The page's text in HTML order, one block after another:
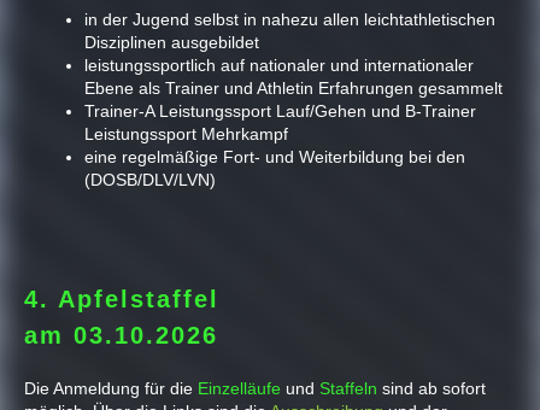
in der Jugend selbst in nahezu allen leichtathletischen
Disziplinen ausgebildet
leistungssportlich auf nationaler und internationaler
Ebene als Trainer und Athletin Erfahrungen gesammelt
Trainer-A Leistungssport Lauf/Gehen und B-Trainer
Leistungssport Mehrkampf
eine regelmäßige Fort- und Weiterbildung bei den
(DOSB/DLV/LVN)
4. Apfelstaffel
am 03.10.2026
Die Anmeldung für die Einzelläufe und Staffeln sind ab sofort